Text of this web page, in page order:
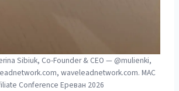
Sibiuk, Co-Founder & CEO — @mulienki,
waveleadnetwork.com. MAC
Conference Ереван 2026